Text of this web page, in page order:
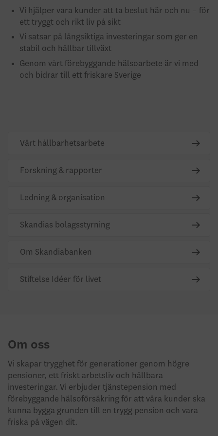
Vi hjälper våra kunder att ta beslut här och nu – för
ett tryggt och rikt liv på sikt
Vi satsar på långsiktiga investeringar som ger en
stabil och hållbar tillväxt
Genom vårt förebyggande hälsoarbete är vi med
och bidrar till ett friskare Sverige
Vårt hållbarhetsarbete
Forskning & rapporter
Ledning & organisation
Skandias bolagsstyrning
Om Skandiabanken
Stiftelse Idéer för livet
Om oss
Vi skapar trygghet för generationer genom högre
pensioner, ett friskt arbetsliv och hållbara
investeringar. Vi erbjuder tjänstepension med
förebyggande hälsoförsäkring för att våra kunder ska
kunna bygga grunden till en trygg pension och vara
friska på vägen dit.